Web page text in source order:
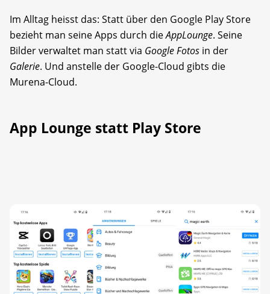
Im Alltag heisst das: Statt über den Google Play Store
bezieht man seine Apps durch dieAppLounge. Seine
Bilder verwaltet man statt via Google Fotos in der
Galerie. Und anstelle der Google-Cloud gibts die
Murena-Cloud.
App Lounge statt Play Store